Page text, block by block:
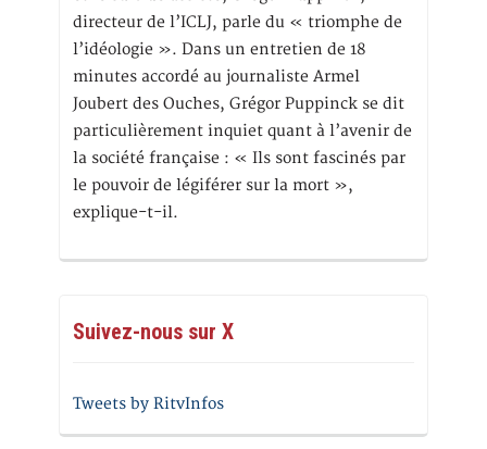
directeur de l’ICLJ, parle du « triomphe de
l’idéologie ». Dans un entretien de 18
minutes accordé au journaliste Armel
Joubert des Ouches, Grégor Puppinck se dit
particulièrement inquiet quant à l’avenir de
la société française : « Ils sont fascinés par
le pouvoir de légiférer sur la mort »,
explique-t-il.
Suivez-nous sur X
Tweets by RitvInfos